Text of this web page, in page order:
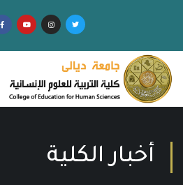
أخبار الكلية